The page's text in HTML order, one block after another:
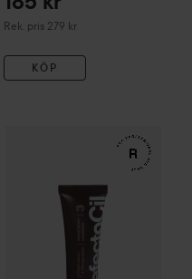
Rek. pris 279 kr
Rekommenderat pris 279 kr
KÖP
Serum Anti-Chute Fortifiant
RefectoCilEyelash